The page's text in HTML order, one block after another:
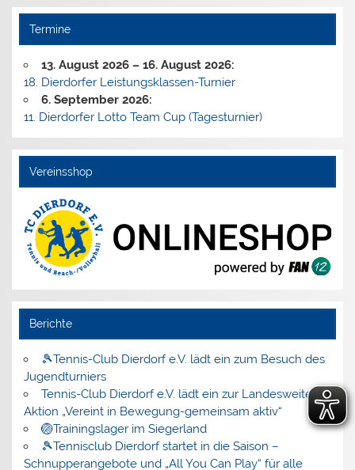
Termine
13. August 2026 – 16. August 2026:
18. Dierdorfer Leistungsklassen-Turnier
6. September 2026:
11. Dierdorfer Lotto Team Cup (Tagesturnier)
Vereinsshop
Berichte
🎾Tennis-Club Dierdorf e.V. lädt ein zum Besuch des
Jugendturniers
Tennis-Club Dierdorf e.V. lädt ein zur Landesweiten
Aktion „Vereint in Bewegung-gemeinsam aktiv“
🏐Trainingslager im Siegerland
🎾Tennisclub Dierdorf startet in die Saison –
Schnupperangebote und „All You Can Play“ für alle